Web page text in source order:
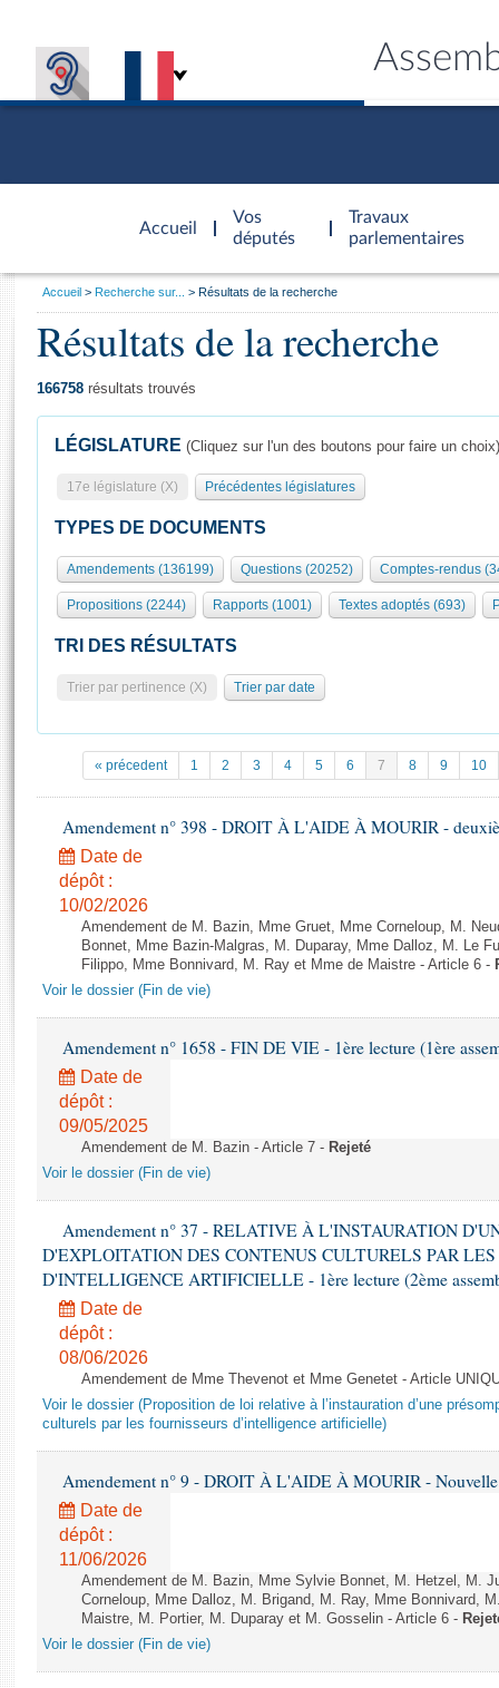
Accueil
d'accueil
Vos
députés
Travaux
parlementaires
Présidence
577 députés
Groupes politiques
Séance publique
Commissions et autres organes
Europe et International
Pétitions
Projets de loi
Propositions de loi
Amendements
Textes adoptés
Rapports d'information
Rapports d'enquête
Rapports sur l'application des lois
Baromètre de l’application des lois
Dossiers législatifs
Budget et sécurité sociale
Questions écrites et orales
Comptes rendus des débats
Général
Rôle et pouvoirs de l'Assemblée
Organisation de l'Assemblée
Présidence Conférence des Présidents Bureau Collège des
Statistiques et chiffres clés
Documents de référence
( Constitution | Règlement de l'Assemblée ... )
Histoire
Juniors
Anciennes législatures
Liens vers les sites publics
Visiter l'Assemblée
Visite virtuelle du palais Bourbon
Assister à une séance
La Bibliothèque
Contacts et plan d'accès
Photos libres de droit
Vous
Accueil Recherche sur... Résultats de la recherche
Résultats de la recherche
166758 résultats trouvés
LÉGISLATURE (Cliquez sur l'un des boutons pour faire un choix)
17e législature (X) Précédentes législatures
TYPES DE DOCUMENTS
Amendements (136199) Questions (20252) Comptes-rendus
Propositions (2244) Rapports (1001) Textes adoptés (693)
TRI DES RÉSULTATS
Trier par pertinence (X) Trier par date
« précedent 1 2 3 4 5 6 7 8 9 10
Amendement n° 398 - DROIT À L'AIDE À MOURIR -
Date de
dépôt :
10/02/2026
Amendement de M. Bazin, Mme Gruet, Mme Corneloup, M.
Bonnet, Mme Bazin-Malgras, M. Duparay, Mme Dalloz, M. Le
Filippo, Mme Bonnivard, M. Ray et Mme de Maistre - Article 6 -
Voir le dossier (Fin de vie)
Amendement n° 1658 - FIN DE VIE - 1ère lecture (1ère
Date de
dépôt :
09/05/2025
Amendement de M. Bazin - Article 7 - Rejeté
Voir le dossier (Fin de vie)
Amendement n° 37 - RELATIVE À L'INSTAURATION
D'EXPLOITATION DES CONTENUS CULTURELS PAR LES
D'INTELLIGENCE ARTIFICIELLE - 1ère lecture (2ème
Date de
dépôt :
08/06/2026
Amendement de Mme Thevenot et Mme Genetet - Article
Voir le dossier (Proposition de loi relative à l’instauration d’une
culturels par les fournisseurs d’intelligence artificielle)
Amendement n° 9 - DROIT À L'AIDE À MOURIR -
Date de
dépôt :
11/06/2026
Amendement de M. Bazin, Mme Sylvie Bonnet, M. Hetzel, M.
Corneloup, Mme Dalloz, M. Brigand, M. Ray, Mme Bonnivard,
Maistre, M. Portier, M. Duparay et M. Gosselin - Article 6 -
Voir le dossier (Fin de vie)